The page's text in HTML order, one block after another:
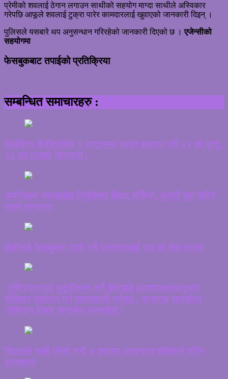
प्रेमीको शवलाई ठेगान लगाउन साथीको सहयोग माग्दा साथीले अस्विकार
गरेपछि आफूले शवलाई टुक्रा पारेर कामदारलाई खुवाएको जानकारी दिइन् ।
पुलिसले यसबारे थप अनुसन्धान गरिरहेको जानकारी दिएको छ । एजेन्सीको
सहयोगमा
फेसबुकबाट तपाईको प्रतिक्रिया
सम्बन्धित समाचारहरु :
जेलभित्र कैदीहरुबिच ५ घण्टासम्म भएको झडपमा परी ५२ को मृत्यु,
१६ को टाउको छिनाइयो !
अमेरिकामा न्यायाधीश नियुक्तिमा विवाद चर्कियो, चुनावी मुद्दा फेरिने
सक्ने सम्भावना
मोदीलाई फेसबुकमा गाली गर्ने पत्रकारलाई एक बर्ष जेल सजाय
राष्ट्रियतालाई सुदृढीकरण गर्ने हिसाबले आवश्यकताअनुसार
संविधान संशोधन गर्न पहलकदमी गर्नुपर्छ : सभामुख सापकोटा
(संविधान दिवस सन्दर्भमा अन्तर्वार्ता )
शिक्षकले गाली गरेको भन्दै ७ कक्षामा अध्यनरत बालिकले गरिन
आत्महत्या